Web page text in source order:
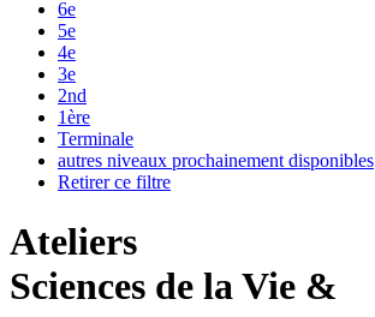
6e
5e
4e
3e
2nd
1ère
Terminale
autres niveaux prochainement disponibles
Retirer ce filtre
Ateliers
Sciences de la Vie &